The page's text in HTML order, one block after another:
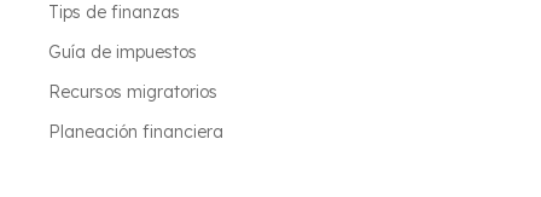
Tips de finanzas
Guía de impuestos
Recursos migratorios
Planeación financiera